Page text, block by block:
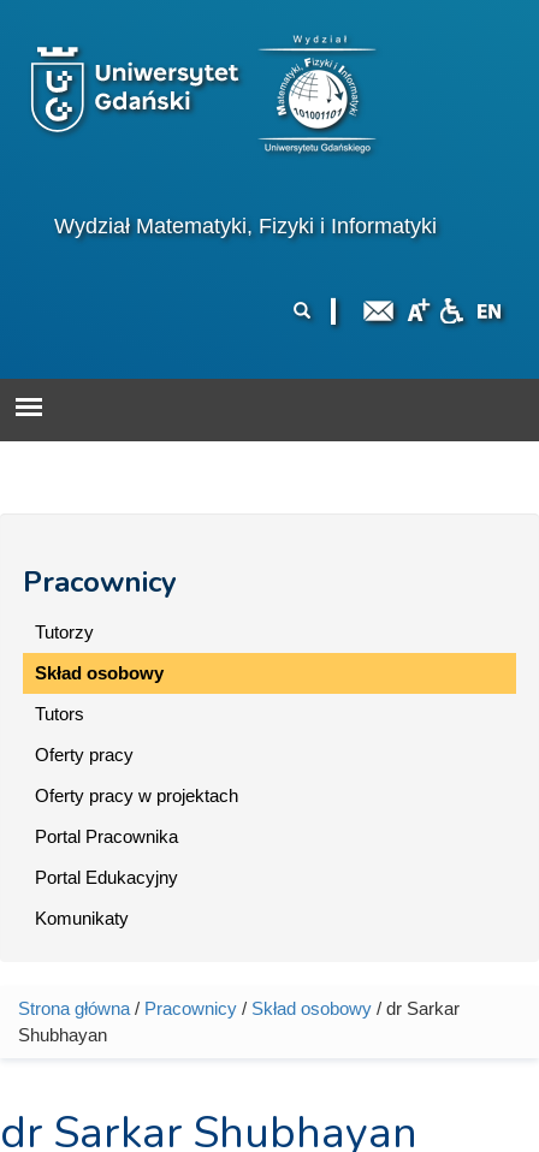
Wydział Matematyki, Fizyki i Informatyki
wyszukiwania
Pracownicy
Tutorzy
Skład osobowy
Tutors
Oferty pracy
Oferty pracy w projektach
Portal Pracownika
Portal Edukacyjny
Komunikaty
Jesteś tutaj
Strona główna / Pracownicy / Skład osobowy / dr Sarkar
Shubhayan
dr Sarkar Shubhayan